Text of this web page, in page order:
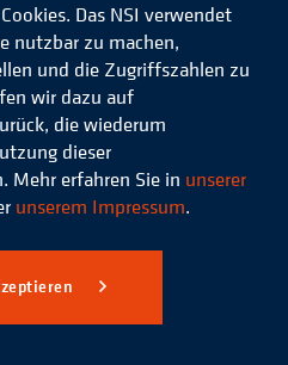
Das
NSI
auf
Instagram
Das
Xing
Impressum
Das NSI verwendet
nutzbar zu machen,
und die Zugriffszahlen zu
wir dazu auf
die wiederum
dieser
Mehr erfahren Sie in unserer
unserem Impressum.